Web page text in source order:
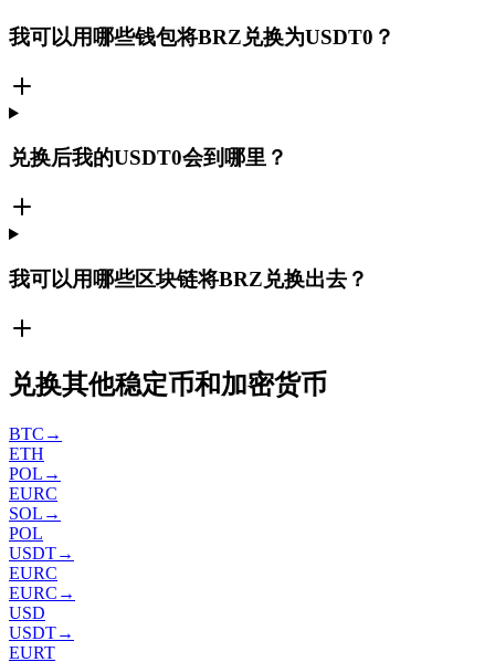
我可以用哪些钱包将BRZ兑换为USDT0？
兑换后我的USDT0会到哪里？
我可以用哪些区块链将BRZ兑换出去？
兑换其他稳定币和加密货币
BTC →
ETH
POL →
EURC
SOL →
POL
USDT→
EURC
EURC →
USD
USDT→
EURT